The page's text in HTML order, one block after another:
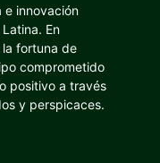
e innovación
En
fortuna de
comprometido
positivo a través
y perspicaces.